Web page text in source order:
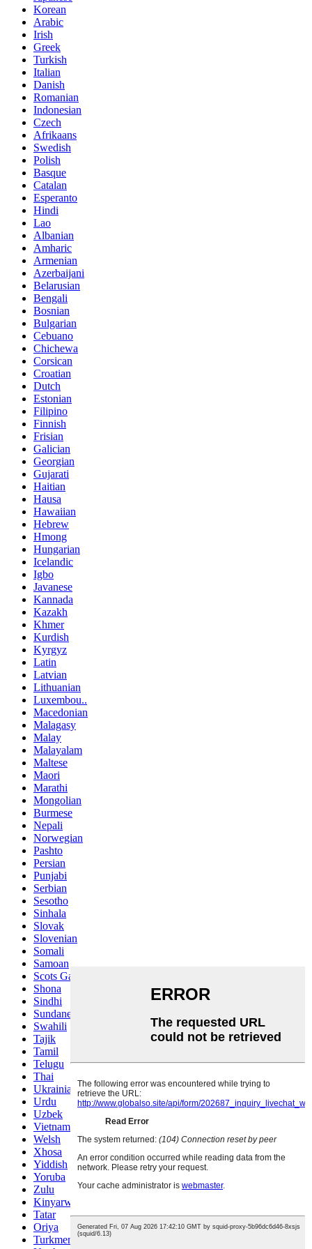
Korean
Arabic
Irish
Greek
Turkish
Italian
Danish
Romanian
Indonesian
Czech
Afrikaans
Swedish
Polish
Basque
Catalan
Esperanto
Hindi
Lao
Albanian
Amharic
Armenian
Azerbaijani
Belarusian
Bengali
Bosnian
Bulgarian
Cebuano
Chichewa
Corsican
Croatian
Dutch
Estonian
Filipino
Finnish
Frisian
Galician
Georgian
Gujarati
Haitian
Hausa
Hawaiian
Hebrew
Hmong
Hungarian
Icelandic
Igbo
Javanese
Kannada
Kazakh
Khmer
Kurdish
Kyrgyz
Latin
Latvian
Lithuanian
Luxembou..
Macedonian
Malagasy
Malay
Malayalam
Maltese
Maori
Marathi
Mongolian
Burmese
Nepali
Norwegian
Pashto
Persian
Punjabi
Serbian
Sesotho
Sinhala
Slovak
Slovenian
Somali
Samoan
Scots Gaelic
Shona
Sindhi
Sundanese
Swahili
Tajik
Tamil
Telugu
Thai
Ukrainian
Urdu
Uzbek
Vietnamese
Welsh
Xhosa
Yiddish
Yoruba
Zulu
Kinyarwanda
Tatar
Oriya
Turkmen